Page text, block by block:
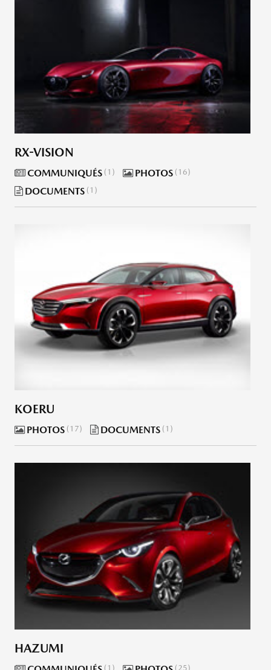
RX-VISION
COMMUNIQUÉS 1 PHOTOS 16
DOCUMENTS 1
KOERU
PHOTOS 17 DOCUMENTS 1
HAZUMI
1 25